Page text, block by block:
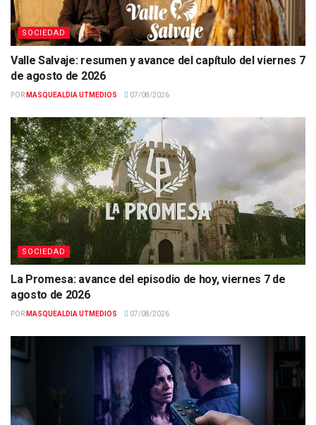
SOCIEDAD
Valle Salvaje: resumen y avance del capítulo del viernes 7
de agosto de 2026
POR MASQUEALDIA UTMEDIOS 07/08/2026
SOCIEDAD
La Promesa: avance del episodio de hoy, viernes 7 de
agosto de 2026
POR MASQUEALDIA UTMEDIOS 07/08/2026